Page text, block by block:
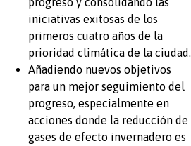
iniciativas exitosas de los
primeros cuatro años de la
prioridad climática de la ciudad.
Añadiendo nuevos objetivos
para un mejor seguimiento del
progreso, especialmente en
acciones donde la reducción de
gases de efecto invernadero es